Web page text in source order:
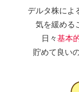
デルタ株によ
気を緩める
日々基本
貯めて良い